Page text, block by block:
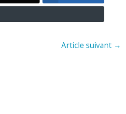
Article suivant →